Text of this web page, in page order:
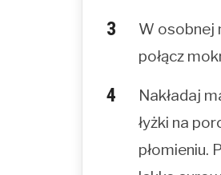
W osobnej
połącz
Nakładaj
łyżki na
płomieniu.